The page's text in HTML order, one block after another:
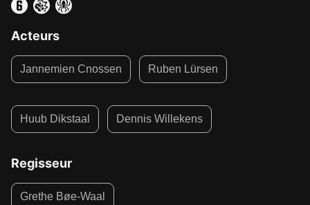
Acteurs
Jannemien Cnossen Ruben Lürsen
Huub Dikstaal Dennis Willekens
Regisseur
Grethe Bøe-Waal